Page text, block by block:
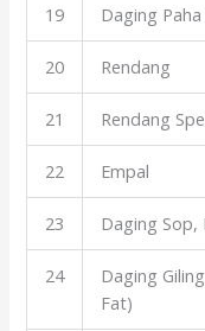
19 Daging
20 Rendang
21 Rendang
22 Empal
23 Daging Sop,
24
Daging
Fat)